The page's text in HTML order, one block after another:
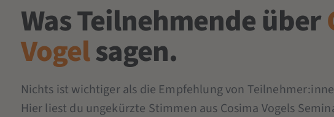
Was Teilnehmende über
Vogelsagen.
Nichts ist wichtiger als die Empfehlung von
Hier liest du ungekürzte Stimmen aus Cosima Vogels